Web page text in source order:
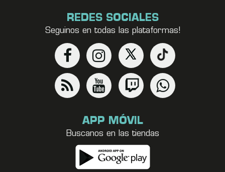
REDES SOCIALES
Seguinos en todas las plataformas!
APP MÓVIL
Buscanos en las tiendas